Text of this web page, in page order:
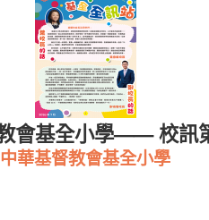
會基全小學—— 校訊
中華基督教會基全小學